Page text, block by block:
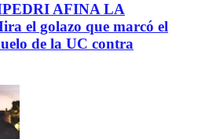
AFINA LA
el golazo que marcó el
de la UC contra